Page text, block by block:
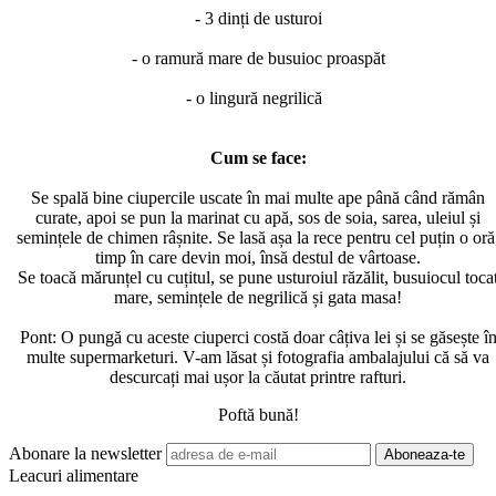
- 3 dinți de usturoi
- o ramură mare de busuioc proaspăt
- o lingură negrilică
Cum se face:
Se spală bine ciupercile uscate în mai multe ape până când rămân
curate, apoi se pun la marinat cu apă, sos de soia, sarea, uleiul și
semințele de chimen râșnite. Se lasă așa la rece pentru cel puțin o
timp în care devin moi, însă destul de vârtoase.
Se toacă mărunțel cu cuțitul, se pune usturoiul răzălit, busuiocul
mare, semințele de negrilică și gata masa!
Pont: O pungă cu aceste ciuperci costă doar câțiva lei și se găsește în
multe supermarketuri. V-am lăsat și fotografia ambalajului că să va
descurcați mai ușor la căutat printre rafturi.
Poftă bună!
Abonare la newsletter
Leacuri alimentare